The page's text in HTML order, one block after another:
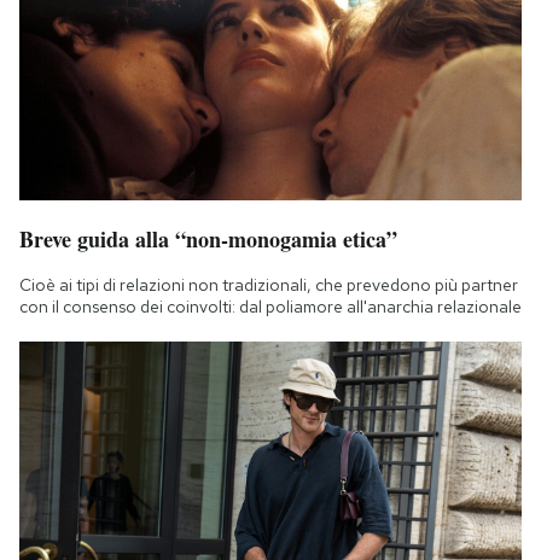
Breve guida alla “non-monogamia etica”
Cioè ai tipi di relazioni non tradizionali, che prevedono più partner
con il consenso dei coinvolti: dal poliamore all'anarchia relazionale